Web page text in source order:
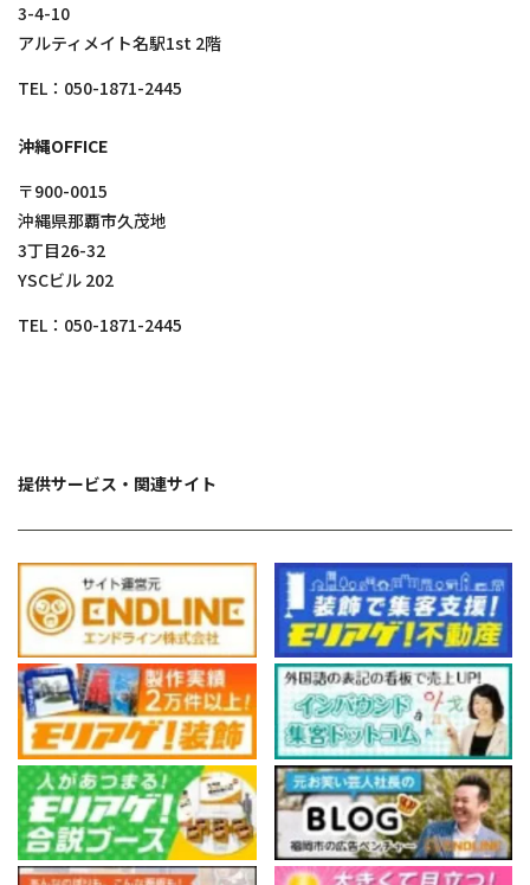
3-4-10
アルティメイト名駅1st 2階
TEL： 050-1871-2445
沖縄OFFICE
〒900-0015
沖縄県那覇市久茂地
3丁目26-32
YSCビル 202
TEL： 050-1871-2445
提供サービス・関連サイト